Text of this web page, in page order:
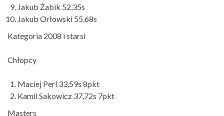
Jakub Żabik 52,35s
Jakub Orłowski 55,68s
Kategoria 2008 i starsi
Chłopcy
Maciej Perl 33,59s 8pkt
Kamil Sakowicz 37,72s 7pkt
Masters